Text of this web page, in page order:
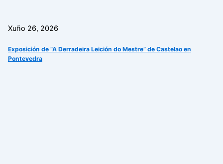
Xuño 26, 2026
Exposición de “A Derradeira Leición do Mestre” de Castelao en
Pontevedra